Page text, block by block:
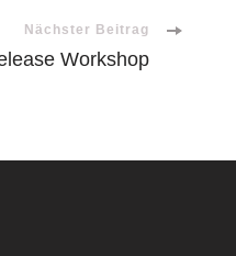
Nächster Beitrag
Workshop